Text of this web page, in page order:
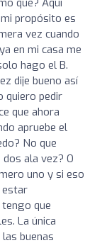
propósito es
vez cuando
en mi casa me
hago el B.
dije bueno así
quiero pedir
que ahora
apruebe el
No que
ala vez? O
uno y si eso
estar
que
La única
buenas